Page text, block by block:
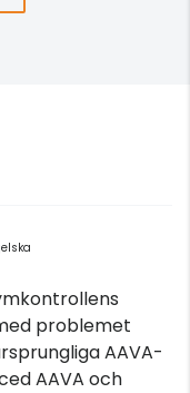
problemet
AAVA-
AAVA och